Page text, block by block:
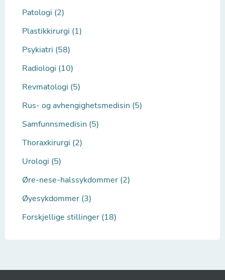
Patologi (2)
Plastikkirurgi (1)
Psykiatri (58)
Radiologi (10)
Revmatologi (5)
Rus- og avhengighetsmedisin (5)
Samfunnsmedisin (5)
Thoraxkirurgi (2)
Urologi (5)
Øre-nese-halssykdommer (2)
Øyesykdommer (3)
Forskjellige stillinger (18)